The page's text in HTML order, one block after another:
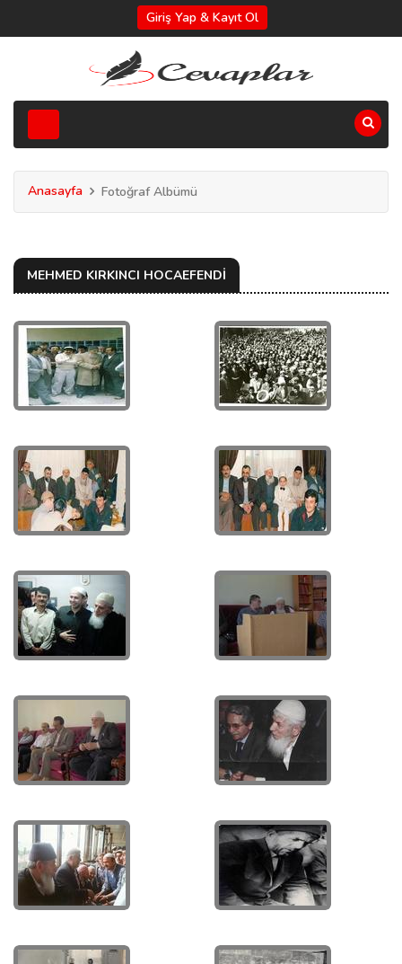
Giriş Yap & Kayıt Ol
Anasayfa Fotoğraf Albümü
MEHMED KIRKINCI HOCAEFENDİ